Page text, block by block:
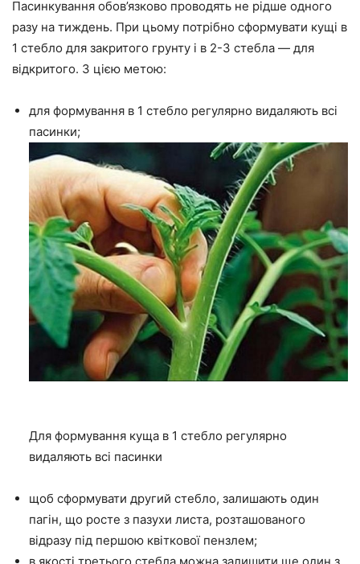
Пасинкування обов’язково проводять не рідше одного
разу на тиждень. При цьому потрібно сформувати кущі в
1 стебло для закритого грунту і в 2-3 стебла — для
відкритого. З цією метою:
для формування в 1 стебло регулярно видаляють всі
пасинки;
Для формування куща в 1 стебло регулярно
видаляють всі пасинки
щоб сформувати другий стебло, залишають один
пагін, що росте з пазухи листа, розташованого
відразу під першою квіткової пензлем;